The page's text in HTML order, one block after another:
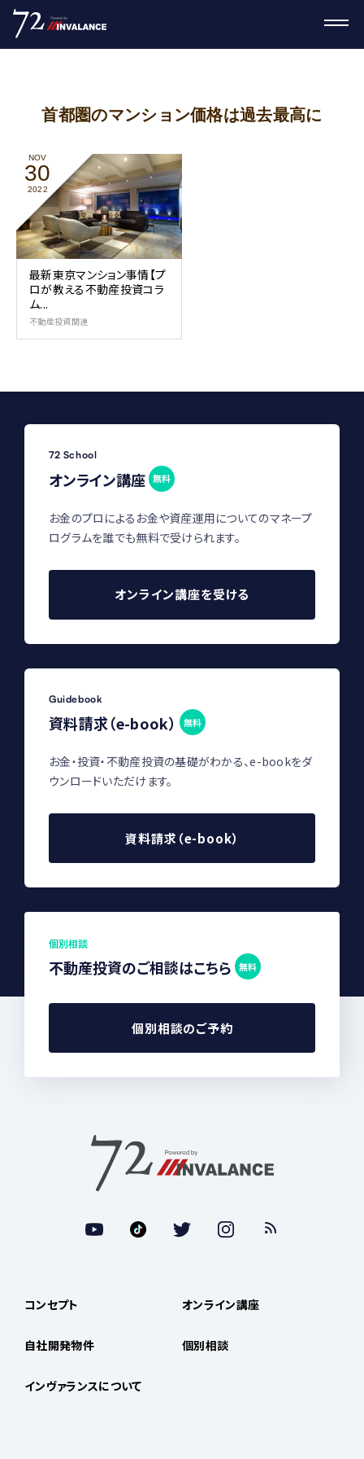
首都圏のマンション価格は過去最高に
NOV
30
2022
最新東京マンション事情【プ
ロが教える不動産投資コラ
ム...
不動産投資関連
72 School
オンライン講座 無料
お金のプロによるお金や資産運用についてのマネープ
ログラムを誰でも無料で受けられます。
オンライン講座を受ける
Guidebook
資料請求（e-book） 無料
お金・投資・不動産投資の基礎がわかる、e-bookをダ
ウンロードいただけます。
資料請求（e-book）
個別相談
不動産投資のご相談はこちら 無料
個別相談のご予約
コンセプト
自社開発物件
インヴァランスについて
オンライン講座
個別相談